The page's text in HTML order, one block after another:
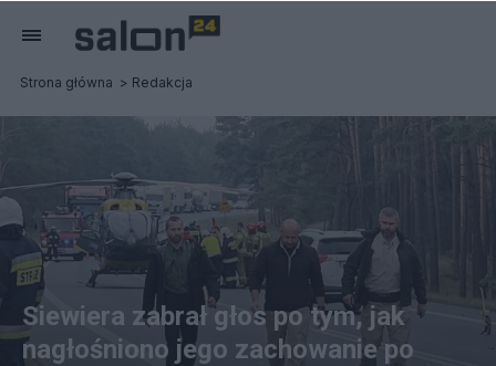
Strona główna Redakcja
Siewiera zabrał głos po tym, jak
nagłośniono jego zachowanie po